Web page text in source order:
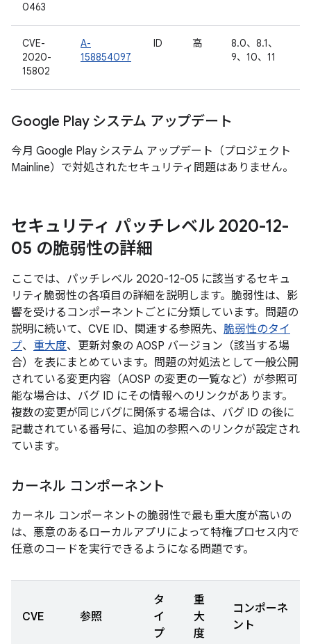
0463
CVE-
2020-
15802
A-
158854097
ID 高
8.0、8.1、
9、10、11
Google Play システム アップデート
今月 Google Play システム アップデート（プロジェクト
Mainline）で対処されたセキュリティ問題はありません。
セキュリティ パッチレベル 2020-12-
05 の脆弱性の詳細
ここでは、パッチレベル 2020-12-05 に該当するセキュ
リティ脆弱性の各項目の詳細を説明します。脆弱性は、影
響を受けるコンポーネントごとに分類しています。問題の
説明に続いて、CVE ID、関連する参照先、 脆弱性のタイ
プ、 重大度、更新対象の AOSP バージョン（該当する場
合）を表にまとめています。問題の対処法として一般公開
されている変更内容（AOSP の変更の一覧など）が参照可
能な場合は、バグ ID にその情報へのリンクがあります。
複数の変更が同じバグに関係する場合は、バグ ID の後に
記載されている番号に、追加の参照へのリンクが設定され
ています。
カーネル コンポーネント
カーネル コンポーネントの脆弱性で最も重大度が高いの
は、悪意のあるローカルアプリによって特権プロセス内で
任意のコードを実行できるようになる問題です。
CVE 参照
タ
イ
プ
重
大
度
コンポーネ
ント